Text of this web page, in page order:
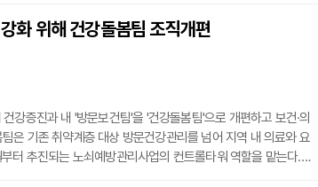
구성됐다. 또래 영아 가족과의 교류를 통해 육아 정보를 나누고
준다.참여한 양육자들은 "인근 도시로 이동하지 않고 지역 내에
화 위해 건강돌봄팀 조직개편
강증진과 내 '방문보건팀'을 '건강돌봄팀'으로 개편하고 보건·의
은 기존 취약계층 대상 방문건강관리를 넘어 지역 내 의료와 요
터 추진되는 노쇠예방관리사업의 컨트롤타워 역할을 맡는다.서